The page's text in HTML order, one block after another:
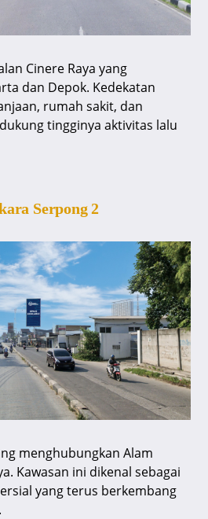
Cinere Raya yang
dan Depok. Kedekatan
rumah sakit, dan
tingginya aktivitas lalu
Serpong 2
menghubungkan Alam
Kawasan ini dikenal sebagai
yang terus berkembang